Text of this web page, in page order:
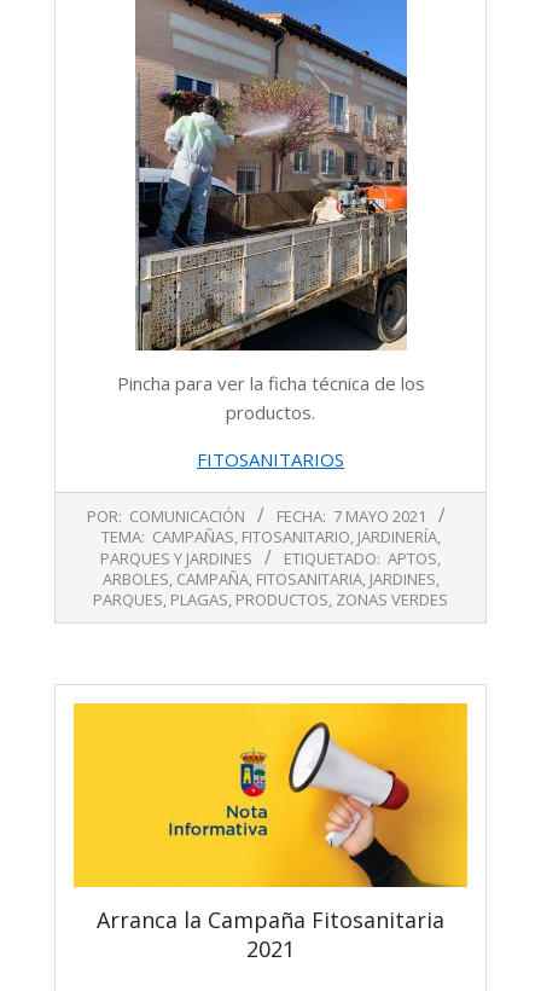
Pincha para ver la ficha técnica de los
productos.
FITOSANITARIOS
POR: COMUNICACIÓN FECHA: 7 MAYO 2021
TEMA: CAMPAÑAS, FITOSANITARIO, JARDINERÍA,
PARQUES Y JARDINES
ETIQUETADO: APTOS,
ARBOLES, CAMPAÑA, FITOSANITARIA, JARDINES,
PARQUES, PLAGAS, PRODUCTOS, ZONAS VERDES
Arranca la Campaña Fitosanitaria
2021